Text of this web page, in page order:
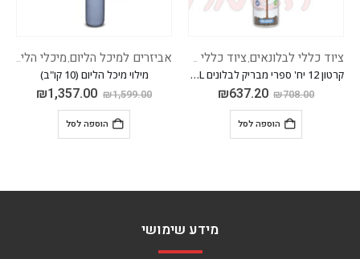
ציוד כללי לבלונאים, ציוד כללי לבלונים
קרטון 12 יח' ספרי מבריק לבלונים CIFO 750ML
₪708.00
₪637.20
הוספה לסל
אביזרים למיכל הליום, מיכלי הליום
מילוי מיכל הליום (10 קו"ב)
₪1,599.00
₪1,357.00
הוספה לסל
מידע שימושי